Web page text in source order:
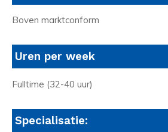
Boven marktconform
Uren per week
Fulltime (32-40 uur)
Specialisatie: